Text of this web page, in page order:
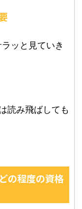
ッと見ていき
読み飛ばしても
の程度の資格